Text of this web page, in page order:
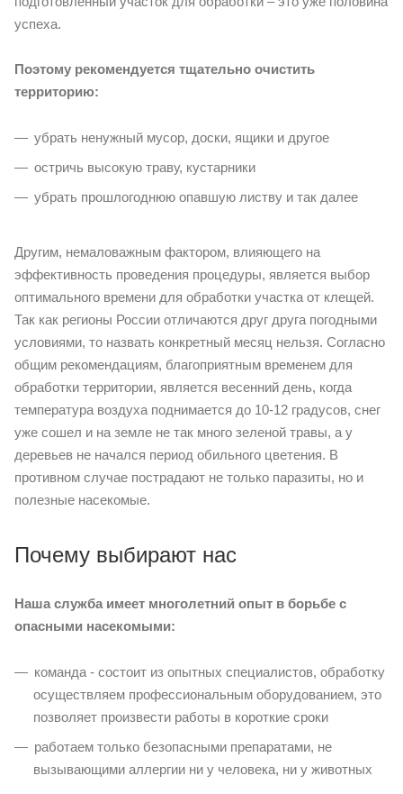
успеха.
Поэтому рекомендуется тщательно очистить
территорию:
убрать ненужный мусор, доски, ящики и другое
остричь высокую траву, кустарники
убрать прошлогоднюю опавшую листву и так далее
Другим, немаловажным фактором, влияющего на
эффективность проведения процедуры, является выбор
оптимального времени для обработки участка от клещей.
Так как регионы России отличаются друг друга погодными
условиями, то назвать конкретный месяц нельзя. Согласно
общим рекомендациям, благоприятным временем для
обработки территории, является весенний день, когда
температура воздуха поднимается до 10-12 градусов, снег
уже сошел и на земле не так много зеленой травы, а у
деревьев не начался период обильного цветения. В
противном случае пострадают не только паразиты, но и
полезные насекомые.
Почему выбирают нас
Наша служба имеет многолетний опыт в борьбе с
опасными насекомыми:
команда - состоит из опытных специалистов, обработку
осуществляем профессиональным оборудованием, это
позволяет произвести работы в короткие сроки
работаем только безопасными препаратами, не
вызывающими аллергии ни у человека, ни у животных